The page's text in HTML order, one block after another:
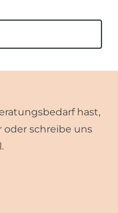
hast,
schreibe uns